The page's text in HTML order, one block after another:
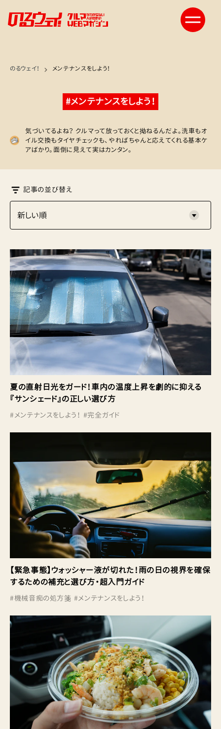
のるウェイ！ メンテナンスをしよう！
#メンテナンスをしよう！
気づいてるよね？ クルマって放っておくと拗ねるんだよ。洗車もオ
イル交換もタイヤチェックも、やればちゃんと応えてくれる基本ケ
アばかり。面倒に見えて実はカンタン。
記事の並び替え
夏の直射日光をガード！車内の温度上昇を劇的に抑える
『サンシェード』の正しい選び方
#メンテナンスをしよう！ #完全ガイド
【緊急事態】ウォッシャー液が切れた！雨の日の視界を確保
するための補充と選び方・超入門ガイド
#機械音痴の処方箋 #メンテナンスをしよう！